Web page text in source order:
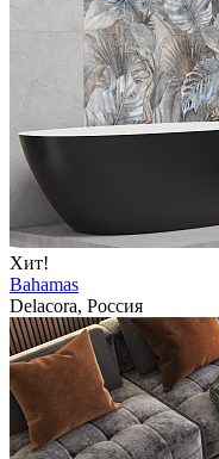
Хит!
Bahamas
Delacora, Россия